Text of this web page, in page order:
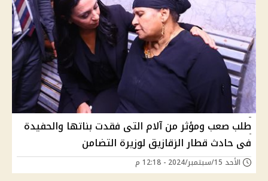
طلب صعب ومؤثر من آلام التى فقدت بناتها والحفيدة
فى حادث قطار الزقازيق لوزيرة التضامن
الأحد 15/سبتمبر/2024 - 12:18 م